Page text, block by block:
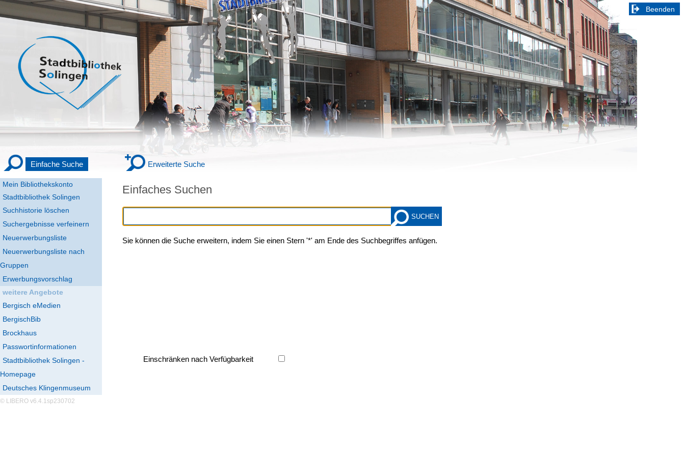
Mein Bibliothekskonto
Stadtbibliothek Solingen
Einfache Suche Erweiterte Suche
Suchhistorie löschen
Suchergebnisse verfeinern
Beenden
Neuerwerbungsliste
Neuerwerbungsliste nach
Gruppen
Erwerbungsvorschlag
weitere Angebote
Bergisch eMedien
BergischBib
Brockhaus
Passwortinformationen
Stadtbibliothek Solingen -
Homepage
Deutsches Klingenmuseum
© LIBERO v6.4.1sp230702
Einfaches Suchen
Sie können die Suche erweitern, indem Sie einen Stern '*' am Ende des Suchbegriffes anfügen.
Einschränken nach Verfügbarkeit